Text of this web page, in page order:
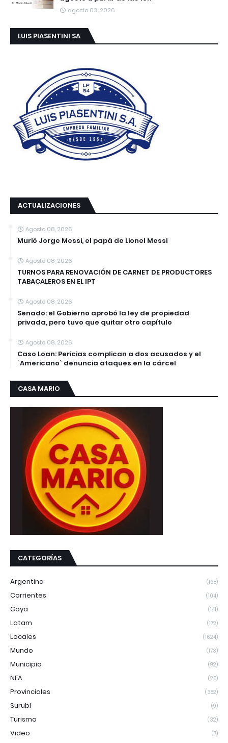
agosto 03, 2026
LUIS PIASENTINI SA
ACTUALIZACIONES
Agosto 08, 2026
Murió Jorge Messi, el papá de Lionel Messi
Agosto 08, 2026
TURNOS PARA RENOVACIÓN DE CARNET DE PRODUCTORES
TABACALEROS EN EL IPT
Agosto 08, 2026
Senado: el Gobierno aprobó la ley de propiedad
privada, pero tuvo que quitar otro capítulo
Agosto 08, 2026
Caso Loan: Pericias complican a dos acusados y el
`Americano` denuncia ataques en la cárcel
CASA MARIO
CATEGORÍAS
Argentina (168)
Corrientes (104)
Goya (141)
Latam (172)
Locales (1624)
Mundo (173)
Municipio (92)
NEA (25)
Provinciales (382)
Surubí (9)
Turismo (32)
Video (7)